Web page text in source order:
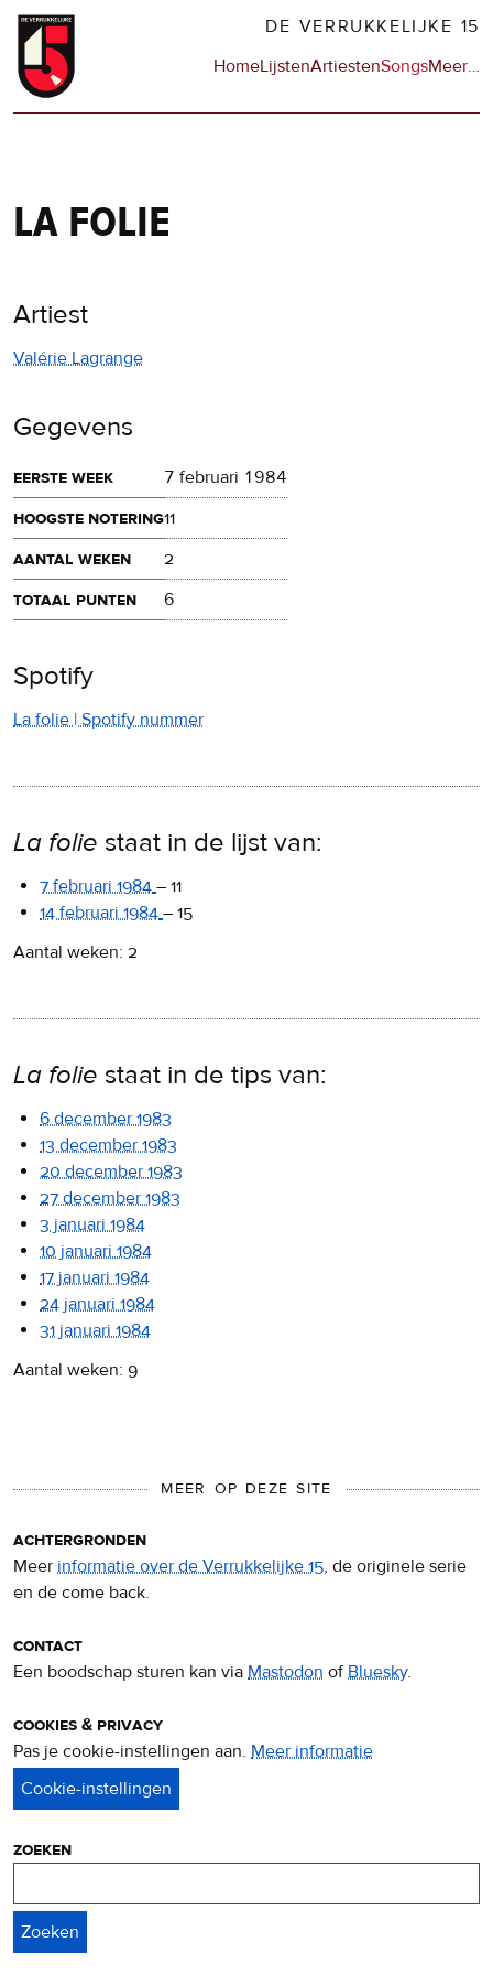
Overslaan
naar
DE VERRUKKELIJKE 15
Hoofdnavigatie
HomeLijstenArtiestenSongsMeerop
…
la folie
Artiest
Valérie Lagrange
Gegevens
eerste week
7 februari 1984
hoogste notering11
aantal weken
2
totaal punten
6
Spotify
La folie | Spotify nummer
La folie staat in de lijst van:
7 februari 1984 – 11
14 februari 1984 – 15
Aantal weken: 2
La folie staat in de tips van:
6 december 1983
13 december 1983
20 december 1983
27 december 1983
3 januari 1984
10 januari 1984
17 januari 1984
24 januari 1984
31 januari 1984
Aantal weken: 9
MEER OP DEZE SITE
achtergronden
Meer informatie over de Verrukkelijke 15, de originele serie
en de come back.
contact
Een boodschap sturen kan via Mastodon ofBluesky.
cookies & privacy
Pas je cookie-instellingen aan. Meer informatie
zoeken